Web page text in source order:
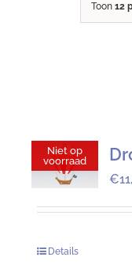
Toon 12
Niet op
voorraad
€
Details